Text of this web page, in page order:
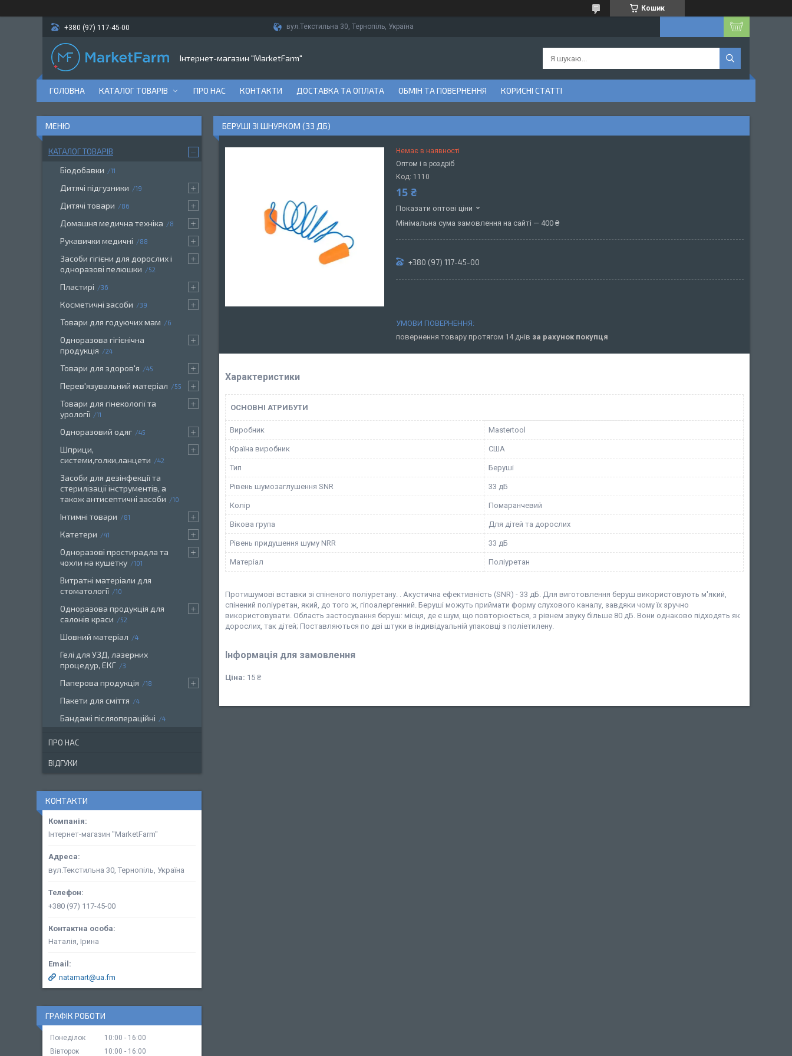
Кошик
+380 (97) 117-45-00 вул.Текстильна 30, Тернопіль, Україна
Інтернет-магазин "MarketFarm"
ГОЛОВНА КАТАЛОГ ТОВАРІВ ПРО НАС КОНТАКТИ ДОСТАВКА ТА ОПЛАТА ОБМІН ТА ПОВЕРНЕННЯ КОРИСНІ СТАТТІ
БЕРУШІ ЗІ ШНУРКОМ (33 ДБ)
Немає в наявності
Оптом і в роздріб
Код: 1110
15 ₴
Показати оптові ціни
Мінімальна сума замовлення на сайті — 400 ₴
+380 (97) 117-45-00
повернення товару протягом 14 днів за рахунок покупця
Характеристики
ОСНОВНІ АТРИБУТИ
Виробник Mastertool
Країна виробник США
Тип Беруші
Рівень шумозаглушення SNR 33 дБ
Колір Помаранчевий
Вікова група Для дітей та дорослих
Рівень придушення шуму NRR 33 дБ
Матеріал Поліуретан
Протишумові вставки зі спіненого поліуретану. . Акустична ефективність (SNR) - 33 дБ. Для виготовлення беруш використовують м'який,
спінений поліуретан, який, до того ж, гіпоалергенний. Беруші можуть приймати форму слухового каналу, завдяки чому їх зручно
використовувати. Область застосування беруш: місця, де є шум, що повторюється, з рівнем звуку більше 80 дБ. Вони однаково підходять як
дорослих, так дітей; Поставляються по дві штуки в індивідуальній упаковці з поліетилену.
Інформація для замовлення
Ціна: 15 ₴
КАТАЛОГ ТОВАРІВ
Біодобавки 11
Дитячі підгузники 19
Дитячі товари 86
Домашня медична техніка 8
Рукавички медичні 88
Засоби гігієни для дорослих і
одноразові пелюшки
52
Пластирі 36
Косметичні засоби 39
Товари для годуючих мам 6
Одноразова гігієнічна
продукція
24
Товари для здоров'я 45
Перев'язувальний матеріал 55
Товари для гінекології та
урології
11
Одноразовий одяг 45
Шприци,
системи,голки,ланцети
42
Засоби для дезінфекції та
стерилізації інструментів, а
також антисептичні засоби
10
Інтимні товари 81
Катетери 41
Одноразові простирадла та
чохли на кушетку
101
Витратні матеріали для
стоматології
10
Одноразова продукція для
салонів краси
52
Шовний матеріал 4
Гелі для УЗД, лазерних
процедур, ЕКГ
3
Паперова продукція 18
Пакети для сміття 4
Бандажі післяопераційні 4
ПРО НАС
ВІДГУКИ
КОНТАКТИ
Інтернет-магазин "MarketFarm"
вул.Текстильна 30, Тернопіль, Україна
+380 (97) 117-45-00
Наталія, Ірина
natamart@ua.fm
ГРАФІК РОБОТИ
Понеділок 10:00
16:00
Вівторок
10:00 16:00